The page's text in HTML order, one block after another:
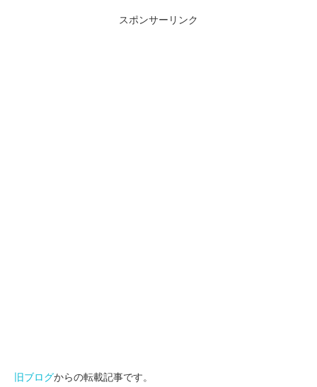
スポンサーリンク
旧ブログからの転載記事です。